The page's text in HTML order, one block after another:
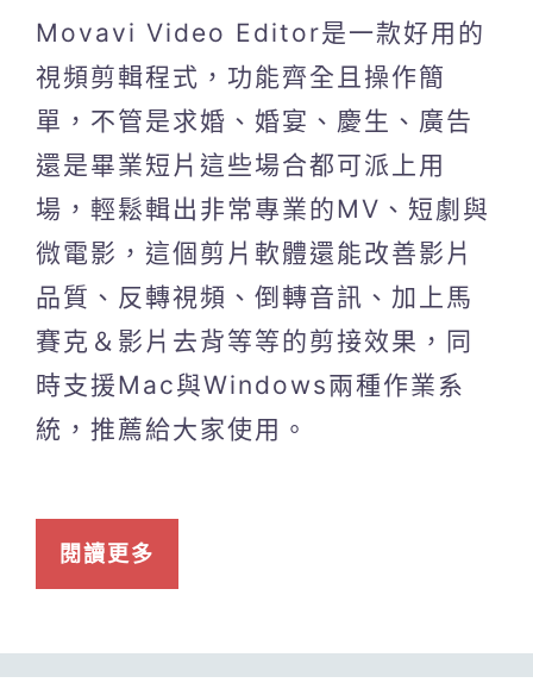
Movavi Video Editor是一款好用的
視頻剪輯程式，功能齊全且操作簡
單，不管是求婚、婚宴、慶生、廣告
還是畢業短片這些場合都可派上用
場，輕鬆輯出非常專業的MV、短劇與
微電影，這個剪片軟體還能改善影片
品質、反轉視頻、倒轉音訊、加上馬
賽克＆影片去背等等的剪接效果，同
時支援Mac與Windows兩種作業系
統，推薦給大家使用。
閱讀更多